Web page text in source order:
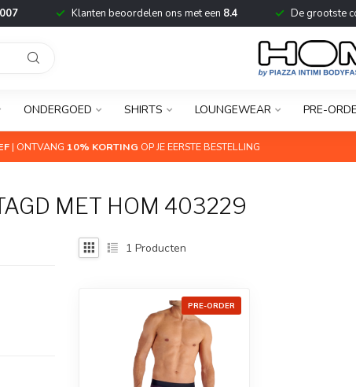
Klanten beoordelen ons met een 8.4 De grootste
ONDERGOED SHIRTS LOUNGEWEAR PRE-
| ONTVANG 10% KORTING OP JE EERSTE BESTELLING
MET HOM 403229
1 Producten
PRE-ORDER